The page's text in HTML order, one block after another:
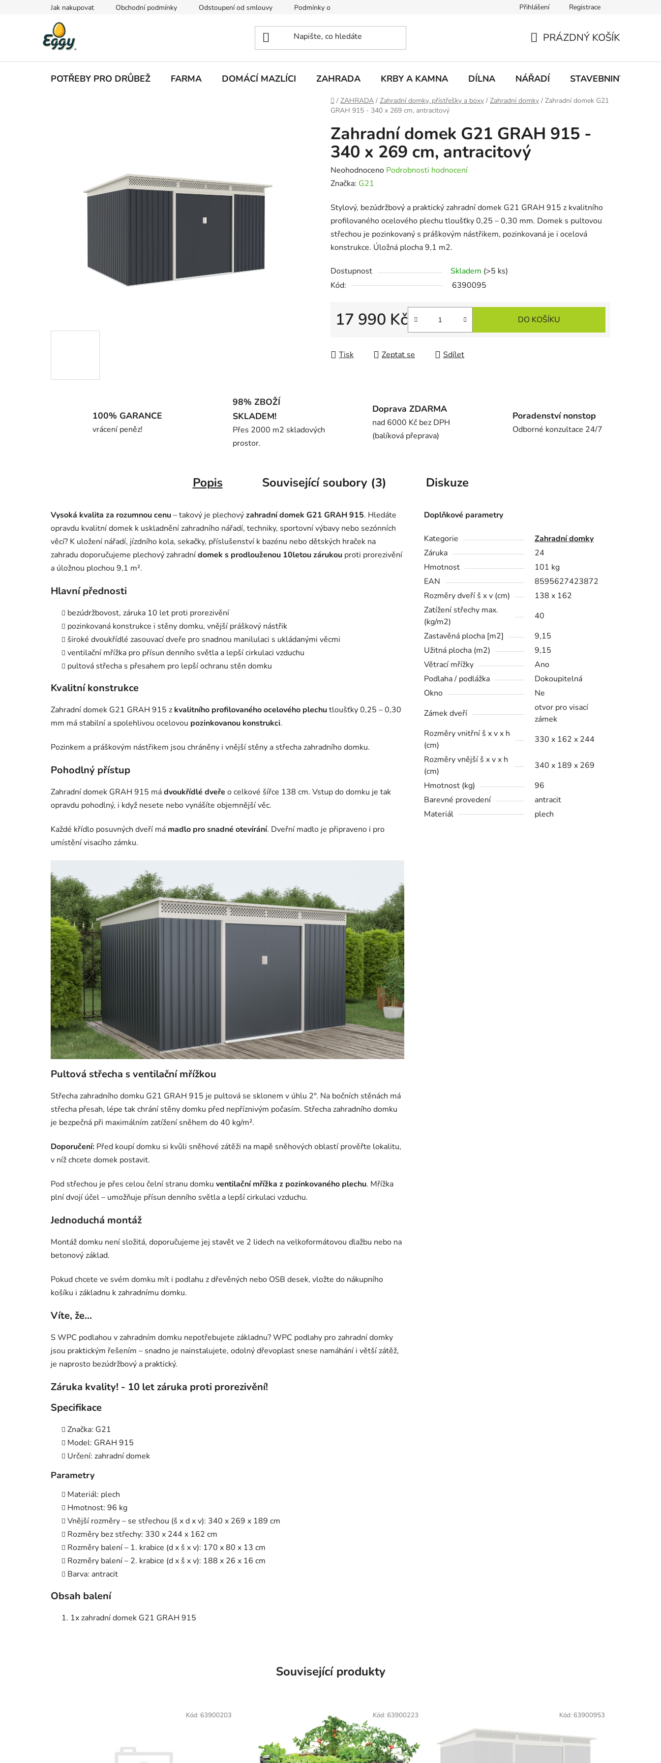
Jak nakupovat Obchodní podmínky Odstoupení od smlouvy Podmínky ochrany osobních údajů Doprava a platbaPřihlášení Registrace
KOŠÍK
PRÁZDNÝ KOŠÍK
POTŘEBY PRO DRŮBEŽ FARMA DOMÁCÍ MAZLÍCI ZAHRADA KRBY A KAMNA DÍLNA NÁŘADÍ STAVEBNINY
Domů
/ ZAHRADA / Zahradní domky, přístřešky a boxy / Zahradní domky / Zahradní domek G21
GRAH 915 - 340 x 269 cm, antracitový
Zahradní domek G21 GRAH 915 -
340 x 269 cm, antracitový
Průměrné
hodnocení
je
0,0
z
5
Neohodnoceno Podrobnosti hodnocení
Značka: G21
Stylový, bezúdržbový a praktický zahradní domek G21 GRAH 915 z kvalitního
profilovaného ocelového plechu tloušťky 0,25 – 0,30 mm. Domek s pultovou
střechou je pozinkovaný s práškovým nástřikem, pozinkovaná je i ocelová
konstrukce. Úložná plocha 9,1 m2.
Dostupnost Skladem (>5 ks)
Kód:
6390095
17 990 Kč DO KOŠÍKU
Tisk Zeptat se Sdílet
100% GARANCE
vrácení peněz!
98% ZBOŽÍ
SKLADEM!
Přes 2000 m2 skladových
prostor.
Doprava ZDARMA
nad 6000 Kč bez DPH
(balíková přeprava)
Poradenství nonstop
Odborné konzultace 24/7
Popis Související soubory (3) Diskuze
Vysoká kvalita za rozumnou cenu– takový je plechovýzahradní domek G21 GRAH 915. Hledáte
opravdu kvalitní domek k uskladnění zahradního nářadí, techniky, sportovní výbavy nebo sezónních
věcí? K uložení nářadí, jízdního kola, sekačky, příslušenství k bazénu nebo dětských hraček na
zahradu doporučujeme plechový zahradnídomek s prodlouženou 10letou zárukou proti prorezivění
a úložnou plochou 9,1 m².
Hlavní přednosti
bezúdržbovost, záruka 10 let proti prorezivění
pozinkovaná konstrukce i stěny domku, vnější práškový nástřik
široké dvoukřídlé zasouvací dveře pro snadnou manilulaci s ukládanými věcmi
ventilační mřížka pro přísun denního světla a lepší cirkulaci vzduchu
pultová střecha s přesahem pro lepší ochranu stěn domku
Kvalitní konstrukce
Zahradní domek G21 GRAH 915 z kvalitního profilovaného ocelového plechutloušťky 0,25 – 0,30
mm má stabilní a spolehlivou ocelovou pozinkovanou konstrukci.
Pozinkem a práškovým nástřikem jsou chráněny i vnější stěny a střecha zahradního domku.
Pohodlný přístup
Zahradní domek GRAH 915 mádvoukřídlé dveře o celkové šířce 138 cm. Vstup do domku je tak
opravdu pohodlný, i když nesete nebo vynášíte objemnější věc.
Každé křídlo posuvných dveří má madlo pro snadné otevírání. Dveřní madlo je připraveno i pro
umístění visacího zámku.
Pultová střecha s ventilační mřížkou
Střecha zahradního domku G21 GRAH 915 je pultová se sklonem v úhlu 2°. Na bočních stěnách má
střecha přesah, lépe tak chrání stěny domku před nepříznivým počasím. Střecha zahradního domku
je bezpečná při maximálním zatížení sněhem do 40 kg/m².
Doporučení: Před koupí domku si kvůli sněhové zátěži na mapě sněhových oblastí prověřte lokalitu,
v níž chcete domek postavit.
Pod střechou je přes celou čelní stranu domku ventilační mřížka z pozinkovaného plechu. Mřížka
plní dvojí účel – umožňuje přísun denního světla a lepší cirkulaci vzduchu.
Jednoduchá montáž
Montáž domku není složitá, doporučujeme jej stavět ve 2 lidech na velkoformátovou dlažbu nebo na
betonový základ.
Pokud chcete ve svém domku mít i podlahu z dřevěných nebo OSB desek, vložte do nákupního
košíku i základnu k zahradnímu domku.
Víte, že...
S WPC podlahou v zahradním domku nepotřebujete základnu? WPC podlahy pro zahradní domky
jsou praktickým řešením – snadno je nainstalujete, odolný dřevoplast snese namáhání i větší zátěž,
je naprosto bezúdržbový a praktický.
Záruka kvality! - 10 let záruka proti prorezivění!
Specifikace
Značka: G21
Model: GRAH 915
Určení: zahradní domek
Parametry
Materiál: plech
Hmotnost: 96 kg
Vnější rozměry – se střechou (š x d x v): 340 x 269 x 189 cm
Rozměry bez střechy: 330 x 244 x 162 cm
Rozměry balení – 1. krabice (d x š x v): 170 x 80 x 13 cm
Rozměry balení – 2. krabice (d x š x v): 188 x 26 x 16 cm
Barva: antracit
Obsah balení
1x zahradní domek G21 GRAH 915
Doplňkové parametry
Kategorie
Zahradní domky
Záruka
24
Hmotnost
101 kg
EAN
8595627423872
Rozměry dveří š x v (cm)
138 x 162
Zatížení střechy max.
(kg/m2)
40
Zastavěná plocha [m2]
9,15
Užitná plocha (m2)
9,15
Větrací mřížky
Ano
Podlaha / podlážka
Dokoupitelná
Okno
Ne
Zámek dveří
otvor pro visací
zámek
Rozměry vnitřní š x v x h
(cm)
330 x 162 x 244
Rozměry vnější š x v x h
(cm)
340 x 189 x 269
Hmotnost (kg)
96
Barevné provedení
antracit
Materiál
plech
Související produkty
Kód: 63900203 Kód: 63900223 Kód: 63900953